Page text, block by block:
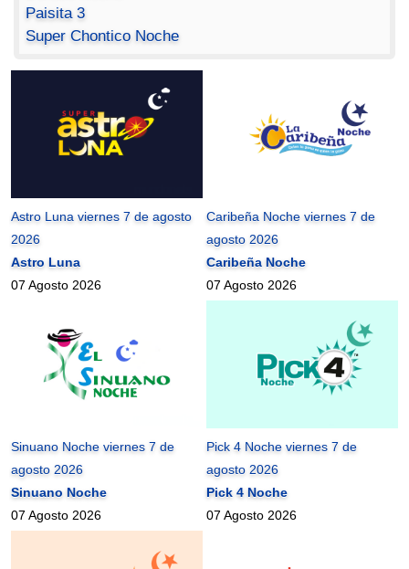
Paisita 3
Super Chontico Noche
Astro Luna viernes 7 de agosto
2026
Astro Luna
07 Agosto 2026
Caribeña Noche viernes 7 de
agosto 2026
Caribeña Noche
07 Agosto 2026
Sinuano Noche viernes 7 de
agosto 2026
Sinuano Noche
07 Agosto 2026
Pick 4 Noche viernes 7 de
agosto 2026
Pick 4 Noche
07 Agosto 2026